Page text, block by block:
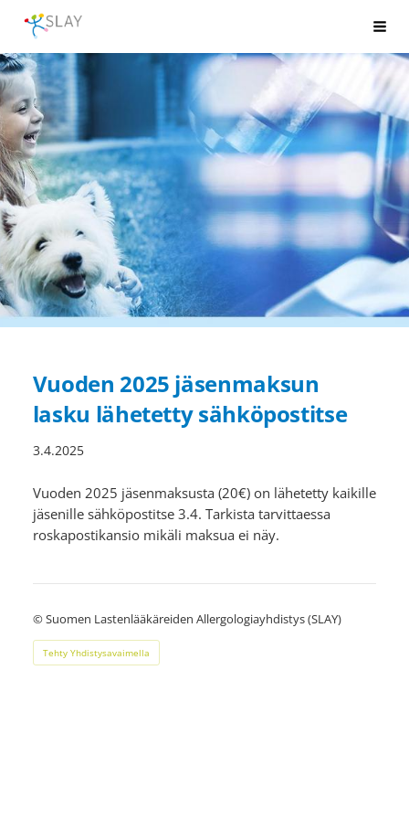
Siirry
sivun
sisältöön
SLAY
Vuoden 2025 jäsenmaksun
lasku lähetetty sähköpostitse
3.4.2025
Vuoden 2025 jäsenmaksusta (20€) on lähetetty kaikille
jäsenille sähköpostitse 3.4. Tarkista tarvittaessa
roskapostikansio mikäli maksua ei näy.
©Suomen Lastenlääkäreiden Allergologiayhdistys (SLAY)
Tehty Yhdistysavaimella